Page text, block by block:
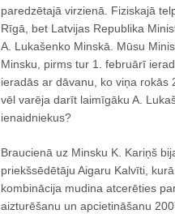
paredzētajā virzienā. Fiziskajā
Rīgā, bet Latvijas Republika
A. Lukašenko Minskā. Mūsu
Minsku, pirms tur 1. februārī
ieradās ar dāvanu, ko viņa rokās
vēl varēja darīt laimīgāku A.
ienaidniekus?
Braucienā uz Minsku K. Kariņš
priekšsēdētāju Aigaru Kalvīti,
kombinācija mudina atcerēties
aizturēšanu un apcietināšanu